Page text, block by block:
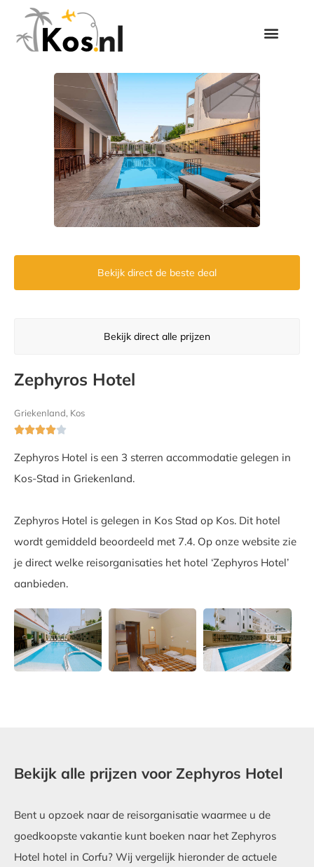
Bekijk direct de beste deal
Bekijk direct alle prijzen
Zephyros Hotel
Griekenland, Kos

Zephyros Hotel is een 3 sterren accommodatie gelegen in
Kos-Stad in Griekenland.
Zephyros Hotel is gelegen in Kos Stad op Kos. Dit hotel
wordt gemiddeld beoordeeld met 7.4. Op onze website zie
je direct welke reisorganisaties het hotel ‘Zephyros Hotel’
aanbieden.
Bekijk alle prijzen voor Zephyros Hotel
Bent u opzoek naar de reisorganisatie waarmee u de
goedkoopste vakantie kunt boeken naar het Zephyros
Hotel hotel in Corfu? Wij vergelijk hieronder de actuele